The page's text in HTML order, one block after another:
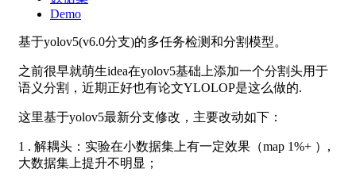
Demo
基于yolov5(v6.0分支)的多任务检测和分割模型。
之前很早就萌生idea在yolov5基础上添加一个分割头用于
语义分割，近期正好也有论文YLOLOP是这么做的.
这里基于yolov5最新分支修改，主要改动如下：
1 . 解耦头：实验在小数据集上有一定效果（map 1%+ ）,
大数据集上提升不明显；